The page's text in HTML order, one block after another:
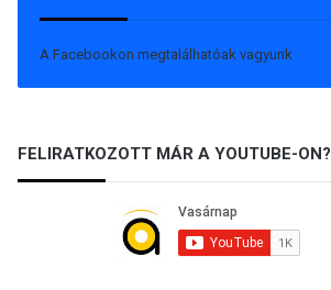
A Facebookon megtalálhatóak vagyunk
FELIRATKOZOTT MÁR A YOUTUBE-ON?